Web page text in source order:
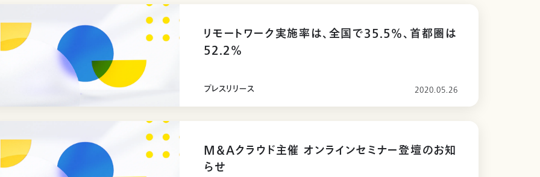
リモートワーク実施率は、全国で35.5％、首都圏は
52.2%
プレスリリース 2020.05.26
M&Aクラウド主催 オンラインセミナー登壇のお知
らせ